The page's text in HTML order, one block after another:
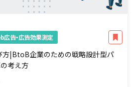
広告・広告効果測定
方|BtoB企業のための戦略設計型パ
考え方